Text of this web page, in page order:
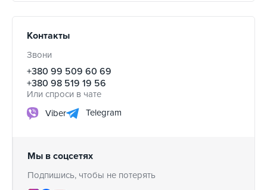
Контакты
Звони
+380 99 509 60 69
+380 98 519 19 56
Или спроси в чате
Viber
Telegram
Мы в соцсетях
Подпишись, чтобы не потерять